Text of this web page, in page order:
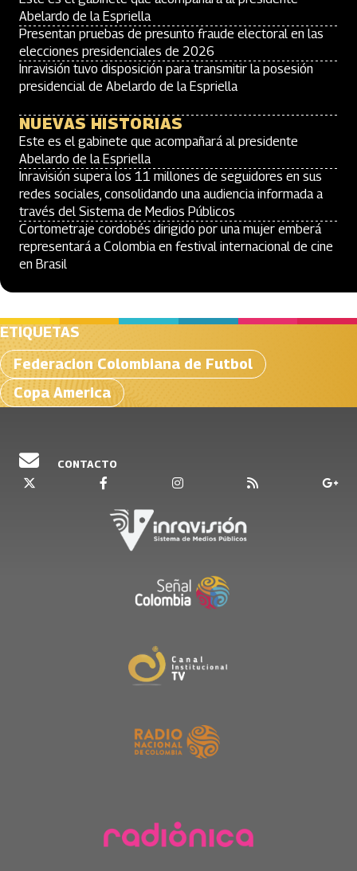
Abelardo de la Espriella
Presentan pruebas de presunto fraude electoral en las
elecciones presidenciales de 2026
Inravisión tuvo disposición para transmitir la posesión
presidencial de Abelardo de la Espriella
NUEVAS HISTORIAS
Este es el gabinete que acompañará al presidente
Abelardo de la Espriella
Inravisión supera los 11 millones de seguidores en sus
redes sociales, consolidando una audiencia informada a
través del Sistema de Medios Públicos
Cortometraje cordobés dirigido por una mujer emberá
representará a Colombia en festival internacional de cine
en Brasil
ETIQUETAS
Federacion Colombiana de Futbol
Copa America
CONTACTO